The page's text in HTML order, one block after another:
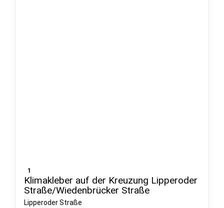
1
Klimakleber auf der Kreuzung Lipperoder
Straße/Wiedenbrücker Straße
Lipperoder Straße